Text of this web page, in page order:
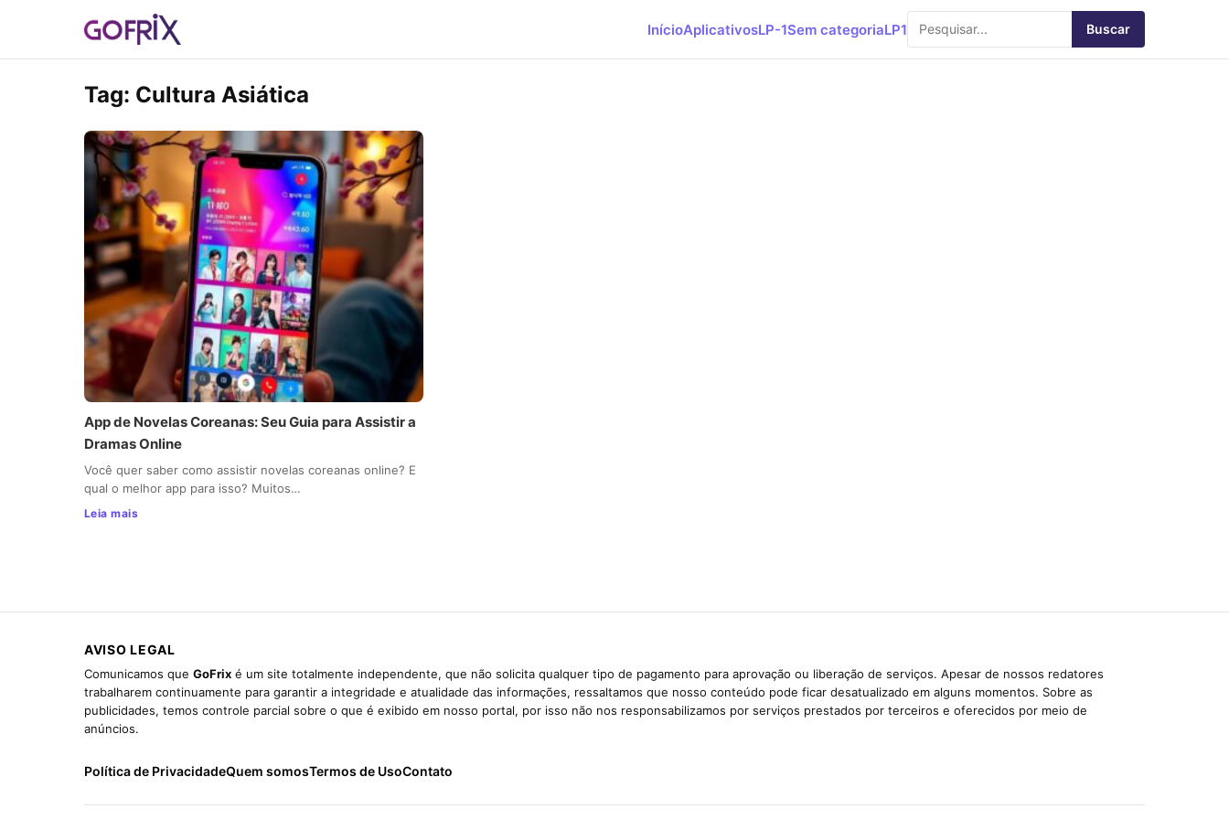
InícioAplicativosLP-1Sem categoriaLP1 Buscar
Tag: Cultura Asiática
App de Novelas Coreanas: Seu Guia para Assistir a
Dramas Online
Você quer saber como assistir novelas coreanas online? E
qual o melhor app para isso? Muitos…
Leia mais
AVISO LEGAL
Comunicamos que GoFrix é um site totalmente independente, que não solicita qualquer tipo de pagamento para aprovação ou liberação de serviços. Apesar de nossos redatores
trabalharem continuamente para garantir a integridade e atualidade das informações, ressaltamos que nosso conteúdo pode ficar desatualizado em alguns momentos. Sobre as
publicidades, temos controle parcial sobre o que é exibido em nosso portal, por isso não nos responsabilizamos por serviços prestados por terceiros e oferecidos por meio de
anúncios.
Política de PrivacidadeQuem somosTermos de UsoContato